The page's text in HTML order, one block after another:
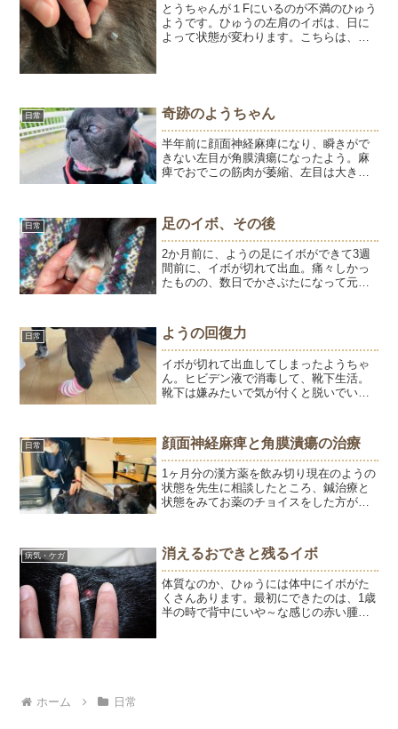
とうちゃんが１Fにいるのが不満のひゅう
ようです。ひゅうの左肩のイボは、日に
よって状態が変わります。こちらは、パ
日常 奇跡のようちゃん
半年前に顔面神経麻痺になり、瞬きがで
きない左目が角膜潰瘍になったよう。麻
痺でおでこの筋肉が萎縮、左目は大きな
しくなって、お散歩はひゅうより先にカ
ートに乗って、舌は左に...
日常 足のイボ、その後
2か月前に、ようの足にイボができて3週
間前に、イボが切れて出血。痛々しかっ
たものの、数日でかさぶたになって元の
小さくなることを期待していたら元通り
って。。。イボもようち...
日常 ようの回復力
イボが切れて出血してしまったようちゃ
ん。ヒビデン液で消毒して、靴下生活。
靴下は嫌みたいで気が付くと脱いでいた
っと変形した小さなイボに。いやいや、
ようちゃんの回復力はス...
日常 顔面神経麻痺と角膜潰瘍の治療
1ヶ月分の漢方薬を飲み切り現在のようの
状態を先生に相談したところ、鍼治療と
状態をみてお薬のチョイスをした方がい
真智子先生。時間をかけ...
病気・ケガ 消えるおできと残るイボ
体質なのか、ひゅうには体中にイボがた
くさんあります。最初にできたのは、1歳
半の時で背中にいや～な感じの赤い腫瘍
ホーム 日常